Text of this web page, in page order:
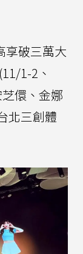
享破三萬大
1-2、
儇、金娜
北三創體